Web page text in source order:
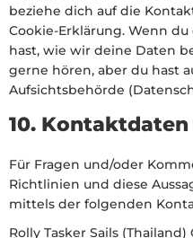
beziehe dich auf die
Cookie-Erklärung. Wenn
hast, wie wir deine Daten
gerne hören, aber du hast
Aufsichtsbehörde
10. Kontaktdaten
Für Fragen und/oder
Richtlinien und diese
mittels der folgenden
Rolly Tasker Sails (Thailand)